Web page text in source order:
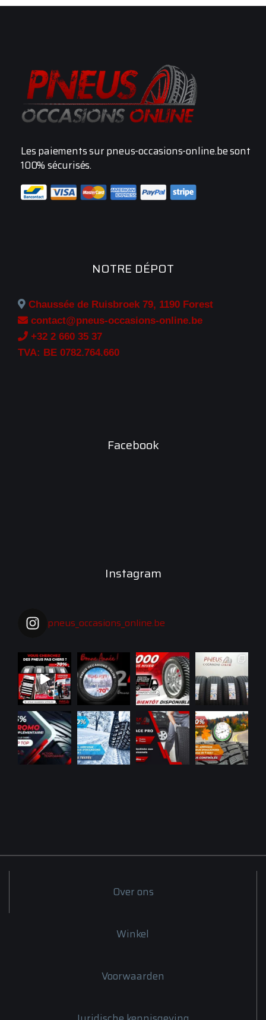
Les paiements sur pneus-occasions-online.be sont
100% sécurisés.
NOTRE DÉPOT
Chaussée de Ruisbroek 79, 1190 Forest
contact@pneus-occasions-online.be
+32 2 660 35 37
TVA: BE 0782.764.660
Facebook
Instagram
pneus_occasions_online.be
Over ons
Winkel
Voorwaarden